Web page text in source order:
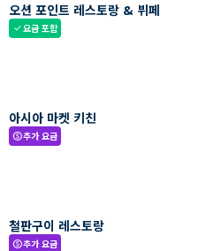
오션 포인트 레스토랑 & 뷔페
check요금 포함
아시아 마켓 키친
paid추가 요금
철판구이 레스토랑
paid추가 요금